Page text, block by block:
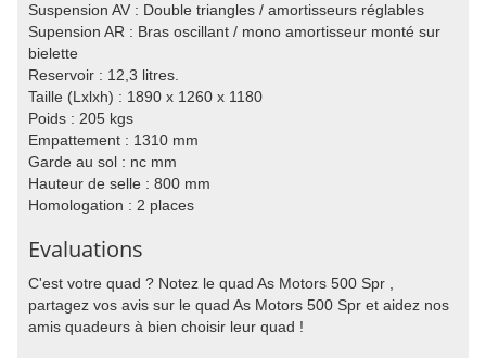
Suspension AV : Double triangles / amortisseurs réglables
Supension AR : Bras oscillant / mono amortisseur monté sur
bielette
Reservoir : 12,3 litres.
Taille (Lxlxh) : 1890 x 1260 x 1180
Poids : 205 kgs
Empattement : 1310 mm
Garde au sol : nc mm
Hauteur de selle : 800 mm
Homologation : 2 places
Evaluations
C'est votre quad ? Notez le quad As Motors 500 Spr ,
partagez vos avis sur le quad As Motors 500 Spr et aidez nos
amis quadeurs à bien choisir leur quad !